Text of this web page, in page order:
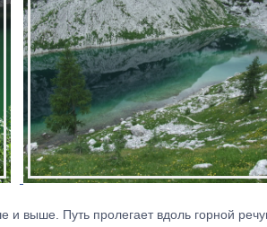
выше. Путь пролегает вдоль горной